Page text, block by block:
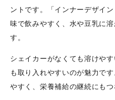
ントです。「インナーデザイ
味で飲みやすく、水や豆乳に
す。
シェイカーがなくても溶けや
も取り入れやすいのが魅力で
やすく、栄養補給の継続にもつ